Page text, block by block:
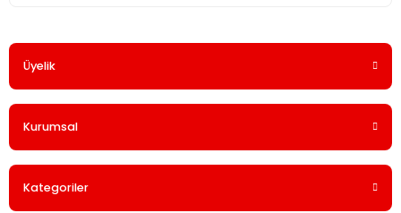
Üyelik
Kurumsal
Kategoriler